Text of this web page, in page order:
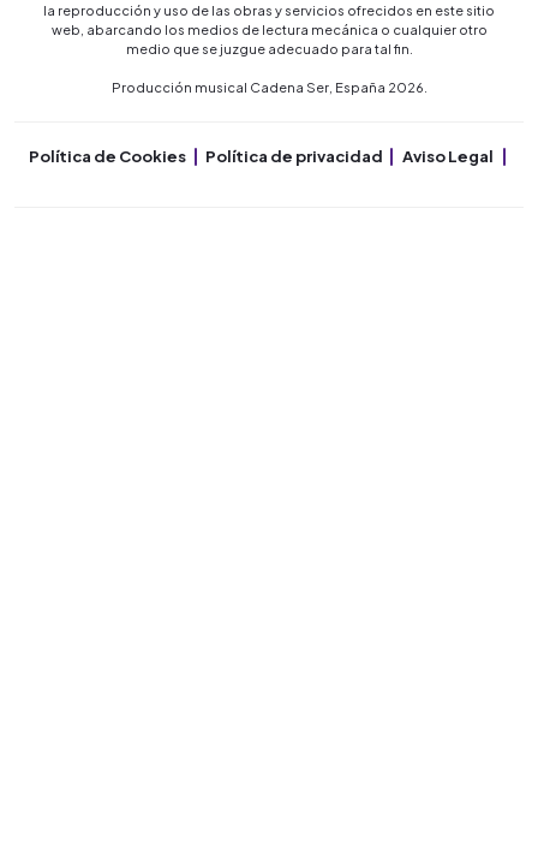
la reproducción y uso de las obras y servicios ofrecidos en este sitio
web, abarcando los medios de lectura mecánica o cualquier otro
medio que se juzgue adecuado para tal fin.
Producción musical Cadena Ser, España 2026.
Política de Cookies Política de privacidad Aviso Legal